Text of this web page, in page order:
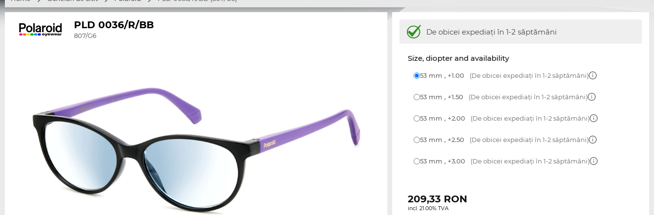
PLD 0036/R/BB
807/G6 De obicei expediați în 1-2 săptămâni
Size, diopter and availability
53 mm , +1.00 (De obicei expediați în 1-2 săptămâni)
53 mm , +1.50 (De obicei expediați în 1-2 săptămâni)
53 mm , +2.00 (De obicei expediați în 1-2 săptămâni)
53 mm , +2.50 (De obicei expediați în 1-2 săptămâni)
53 mm , +3.00 (De obicei expediați în 1-2 săptămâni)
209,33 RON
incl. 21.00% TVA